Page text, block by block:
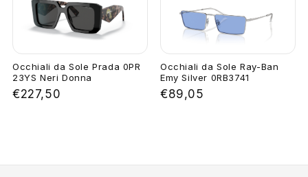
Occhiali da Sole Prada 0PR
23YS Neri Donna
€227,50
Occhiali da Sole Ray-Ban
Emy Silver 0RB3741
€89,05